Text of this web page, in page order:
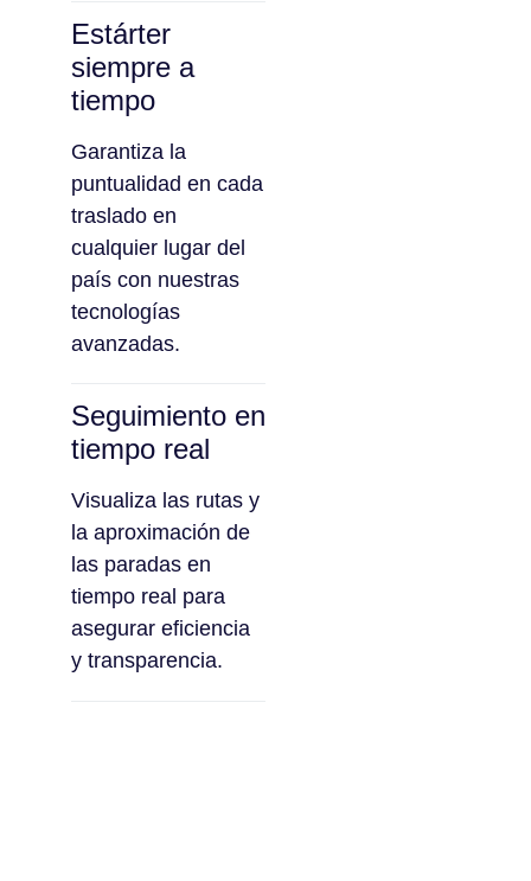
Estárter
siempre a
tiempo
Garantiza la
puntualidad en cada
traslado en
cualquier lugar del
país con nuestras
tecnologías
avanzadas.
Seguimiento en
tiempo real
Visualiza las rutas y
la aproximación de
las paradas en
tiempo real para
asegurar eficiencia
y transparencia.